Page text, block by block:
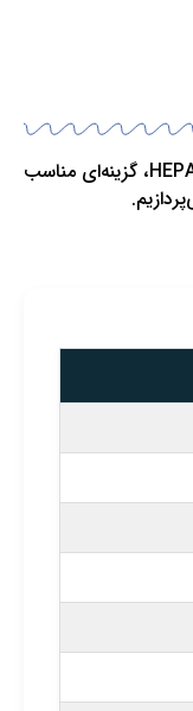
یک محصول ۲ در ۱ از برند آلمانی فکر (Fakir) است که در ترکیه تولید می‌شود . این دستگاه با ترکیب طراحی مدرن، توان مکش 220 وات و فیلتر HEPA 10، گزینه‌ای مناسب